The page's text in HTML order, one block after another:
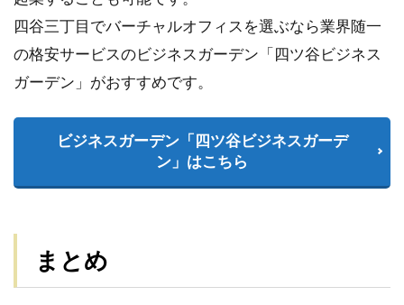
四谷三丁目でバーチャルオフィスを選ぶなら業界随一
の格安サービスのビジネスガーデン「四ツ谷ビジネス
ガーデン」がおすすめです。
ビジネスガーデン「四ツ谷ビジネスガーデ
ン」はこちら
まとめ